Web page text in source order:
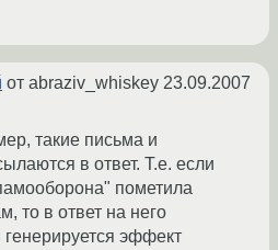
от abraziv_whiskey 23.09.2007
такие письма и
в ответ. Т.е. если
пометила
то в ответ на него
генерируется эффект